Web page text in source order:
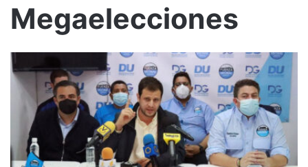
Megaelecciones